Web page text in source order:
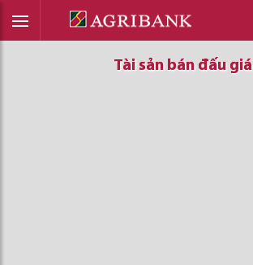
Tài sản bán đấu giá
Tài sản bán đấu giá
Tài sản bán đấu giá